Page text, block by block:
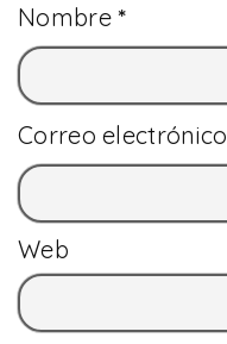
Nombre*
Correo electrónico
Web